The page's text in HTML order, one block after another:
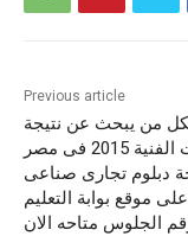
Previous article
من يبحث عن نتيجة
الدبلومات الفنية 2015 فى مصر
دبلوم تجارى صناعى
موقع بوابة التعليم
الجلوس متاحه الان